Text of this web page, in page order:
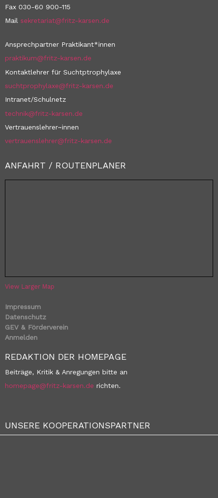
Fax 030-60 900-115
Mail sekretariat@fritz-karsen.de
Ansprechpartner Praktikant*innen
praktikum@fritz-karsen.de
Kontaktlehrer für Suchtptrophylaxe
suchtprophylaxe@fritz-karsen.de
Intranet/Schulnetz
technik@fritz-karsen.de
Vertrauenslehrer~innen
vertrauenslehrer@fritz-karsen.de
ANFAHRT / ROUTENPLANER
View Larger Map
Impressum
Datenschutz
GEV & Förderverein
Anmelden
REDAKTION DER HOMEPAGE
Beiträge, Kritik & Anregungen bitte an
homepage@fritz-karsen.de richten.
UNSERE KOOPERATIONSPARTNER